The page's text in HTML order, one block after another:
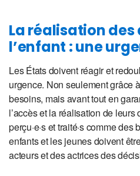
La réalisation des
l’enfant : une
Les États doivent réagir et
urgence. Non seulement grâce
besoins, mais avant tout en
l’accès et la réalisation de
perçu·e·s et traité·s comme
enfants et les jeunes doivent
acteurs et des actrices des